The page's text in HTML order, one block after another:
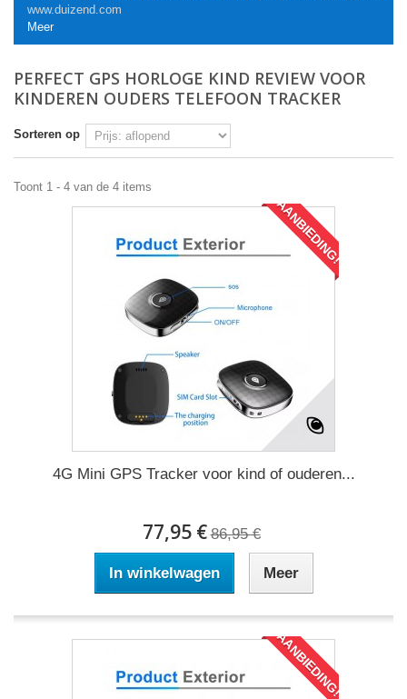
www.duizend.com
Meer
PERFECT GPS HORLOGE KIND REVIEW VOOR
KINDEREN OUDERS TELEFOON TRACKER
Sorteren op
Toont 1 - 4 van de 4 items
AANBIEDING!
4G Mini GPS Tracker voor kind of ouderen...
77,95 € 86,95 €
In winkelwagen Meer
AANBIEDING!